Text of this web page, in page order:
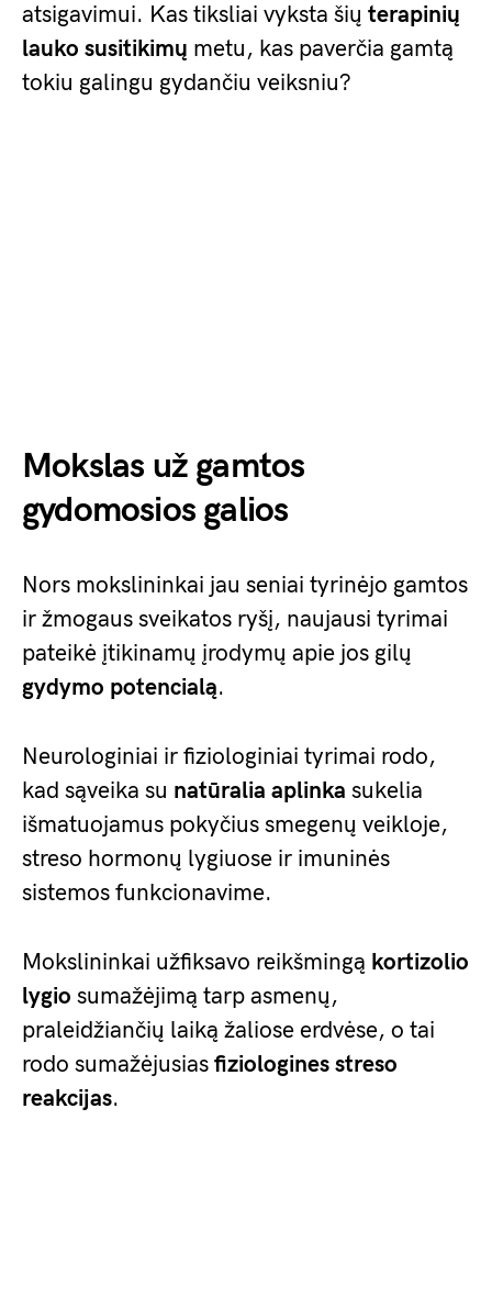
atsigavimui. Kas tiksliai vyksta šių terapinių
lauko susitikimų metu, kas paverčia gamtą
tokiu galingu gydančiu veiksniu?
Mokslas už gamtos
gydomosios galios
Nors mokslininkai jau seniai tyrinėjo gamtos
ir žmogaus sveikatos ryšį, naujausi tyrimai
pateikė įtikinamų įrodymų apie jos gilų
gydymo potencialą.
Neurologiniai ir fiziologiniai tyrimai rodo,
kad sąveika su natūralia aplinka sukelia
išmatuojamus pokyčius smegenų veikloje,
streso hormonų lygiuose ir imuninės
sistemos funkcionavime.
Mokslininkai užfiksavo reikšmingą kortizolio
lygio sumažėjimą tarp asmenų,
praleidžiančių laiką žaliose erdvėse, o tai
rodo sumažėjusias fiziologines streso
reakcijas.